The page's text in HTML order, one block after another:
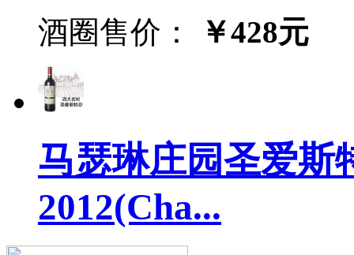
酒圈售价： ￥428元
马瑟琳庄园圣爱斯
2012(Cha...